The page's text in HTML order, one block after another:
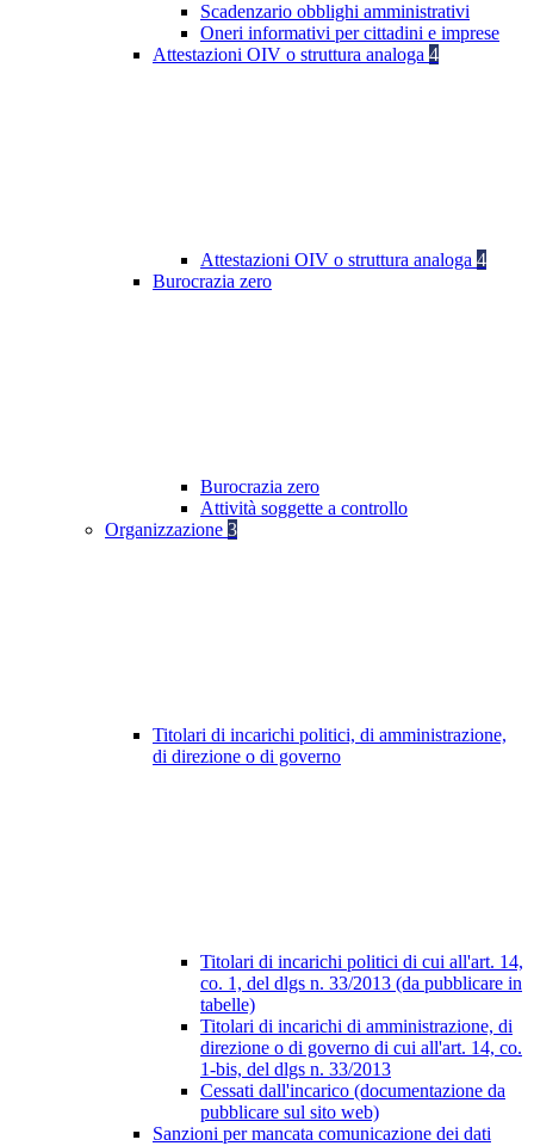
Scadenzario obblighi amministrativi
Oneri informativi per cittadini e imprese
Attestazioni OIV o struttura analoga 4
Attestazioni OIV o struttura analoga 4
Burocrazia zero
Burocrazia zero
Attività soggette a controllo
Organizzazione 3
Titolari di incarichi politici, di amministrazione,
di direzione o di governo
Titolari di incarichi politici di cui all'art. 14,
co. 1, del dlgs n. 33/2013 (da pubblicare in
tabelle)
Titolari di incarichi di amministrazione, di
direzione o di governo di cui all'art. 14, co.
1-bis, del dlgs n. 33/2013
Cessati dall'incarico (documentazione da
pubblicare sul sito web)
Sanzioni per mancata comunicazione dei dati